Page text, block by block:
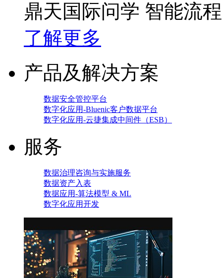
鼎天国际问学 智能流
了解更多
产品及解决方案
数据安全管控平台
数字化应用-Bluenic客户数据平台
数字化应用-云捷集成中间件（ESB）
服务
数据治理咨询与实施服务
数据资产入表
数据应用-算法模型 & ML
数字化应用开发